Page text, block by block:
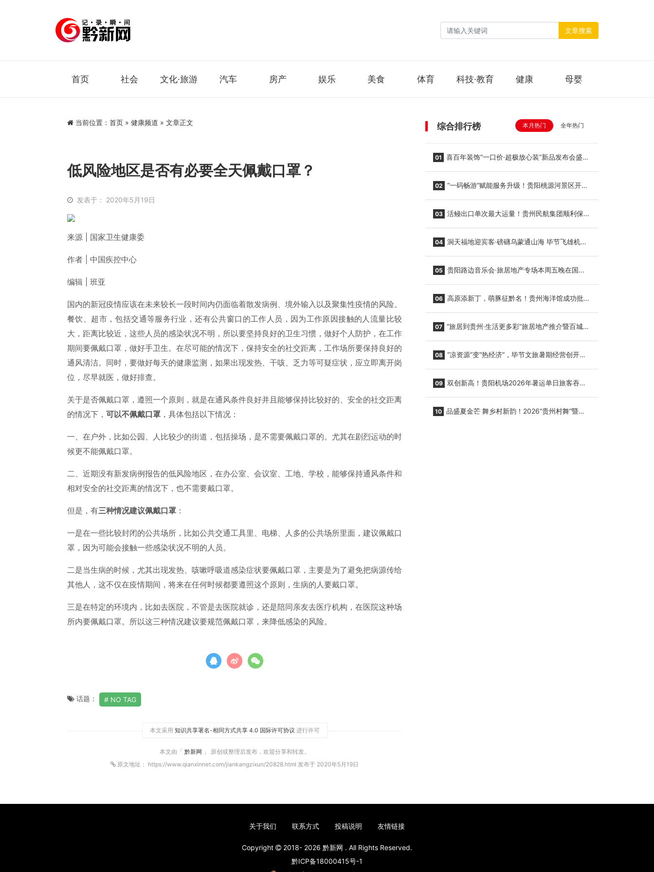
文章搜索
首页 社会 文化·旅游 汽车 房产 娱乐 美食 体育 科技·教育 健康 母婴
当前位置： 首页 » 健康频道 » 文章正文
低风险地区是否有必要全天佩戴口罩？
发表于： 2020年5月19日
来源 | 国家卫生健康委
作者 | 中国疾控中心
编辑 | 班亚
国内的新冠疫情应该在未来较长一段时间内仍面临着散发病例、境外输入以及聚集性疫情的风险。
餐饮、超市，包括交通等服务行业，还有公共窗口的工作人员，因为工作原因接触的人流量比较
大，距离比较近，这些人员的感染状况不明，所以要坚持良好的卫生习惯，做好个人防护，在工作
期间要佩戴口罩，做好手卫生。在尽可能的情况下，保持安全的社交距离，工作场所要保持良好的
通风清洁。同时，要做好每天的健康监测，如果出现发热、干咳、乏力等可疑症状，应立即离开岗
位，尽早就医，做好排查。
关于是否佩戴口罩，遵照一个原则，就是在通风条件良好并且能够保持比较好的、安全的社交距离
的情况下， 可以不佩戴口罩 ，具体包括以下情况：
一、在户外，比如公园、人比较少的街道，包括操场，是不需要佩戴口罩的。尤其在剧烈运动的时
候更不能佩戴口罩。
二、近期没有新发病例报告的低风险地区，在办公室、会议室、工地、学校，能够保持通风条件和
相对安全的社交距离的情况下，也不需要戴口罩。
但是，有三种情况建议佩戴口罩 ：
一是在一些比较封闭的公共场所，比如公共交通工具里、电梯、人多的公共场所里面，建议佩戴口
罩，因为可能会接触一些感染状况不明的人员。
二是当生病的时候，尤其出现发热、咳嗽呼吸道感染症状要佩戴口罩，主要是为了避免把病源传给
其他人，这不仅在疫情期间，将来在任何时候都要遵照这个原则，生病的人要戴口罩。
三是在特定的环境内，比如去医院，不管是去医院就诊，还是陪同亲友去医疗机构，在医院这种场
所内要佩戴口罩。所以这三种情况建议要规范佩戴口罩，来降低感染的风险。
话题： NO TAG
本文采用 知识共享署名-相同方式共享 4.0 国际许可协议 进行许可
本文由「 黔新网 」 原创或整理后发布，欢迎分享和转发。
原文地址： https://www.qianxinnet.com/jiankangzixun/20828.html 发布于 2020年5月19日
综合排行榜 本月热门 全年热门
01 喜百年装饰“一口价·超极放心装”新品发布会盛大
02 “一码畅游”赋能服务升级！贵阳桃源河景区开
03 活鳗出口单次最大运量！贵州民航集团顺利保障
04 洞天福地迎宾客·磅礴乌蒙通山海 毕节飞雄机场
05 贵阳路边音乐会·旅居地产专场本周五晚在国际
06 高原添新丁，萌豚征黔名！贵州海洋馆成功批量
07 “旅居到贵州·生活更多彩”旅居地产推介暨百城千
08 “凉资源”变“热经济”，毕节文旅暑期经营创开门
09 双创新高！贵阳机场2026年暑运单日旅客吞吐
10 品盛夏金芒 舞乡村新韵！2026“贵州村舞”暨望
关于我们 联系方式 投稿说明 友情链接
Copyright 2018- 2026 黔新网 . All Rights Reserved.
黔ICP备18000415号-1